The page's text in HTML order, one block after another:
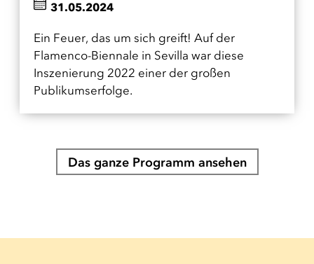
Ein Feuer, das um sich greift! Auf der
Flamenco-Biennale in Sevilla war diese
Inszenierung 2022 einer der großen
Publikumserfolge.
31.05.2024
Das ganze Programm ansehen